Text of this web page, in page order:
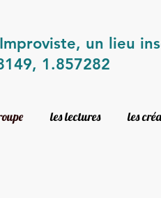
un lieu
1.857282
les lectures les